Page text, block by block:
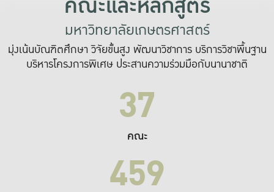
มหาวิทยาลัยเกษตรศาสตร์
มุ่งเน้นบัณฑิตศึกษา วิจัยขั้นสูง พัฒนาวิชาการ บริการวิชาพื้นฐาน
บริหารโครงการพิเศษ ประสานความร่วมมือกับนานาชาติ
37
คณะ
459